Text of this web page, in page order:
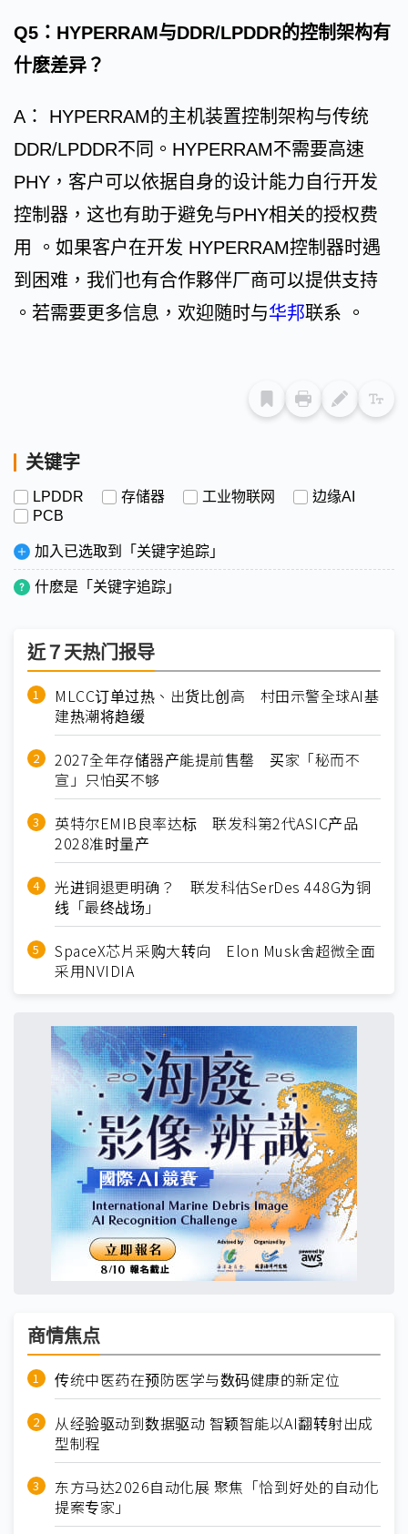
Q5：HYPERRAM与DDR/LPDDR的控制架构有
什麽差异？
A： HYPERRAM的主机装置控制架构与传统
DDR/LPDDR不同。HYPERRAM不需要高速
PHY，客户可以依据自身的设计能力自行开发
控制器，这也有助于避免与PHY相关的授权费
用 。如果客户在开发 HYPERRAM控制器时遇
到困难，我们也有合作夥伴厂商可以提供支持
。若需要更多信息，欢迎随时与华邦联系 。
关键字
LPDDR 存储器 工业物联网
边缘AI
PCB
加入已选取到「关键字追踪」
什麽是「关键字追踪」
近７天热门报导
MLCC订单过热、出货比创高 村田示警全球AI基
建热潮将趋缓
2027全年存储器产能提前售罄 买家「秘而不
宣」只怕买不够
英特尔EMIB良率达标 联发科第2代ASIC产品
2028准时量产
光进铜退更明确？ 联发科估SerDes 448G为铜
线「最终战场」
SpaceX芯片采购大转向 Elon Musk舍超微全面
采用NVIDIA
商情焦点
传统中医药在预防医学与数码健康的新定位
从经验驱动到数据驱动 智颖智能以AI翻转射出成
型制程
东方马达2026自动化展 聚焦「恰到好处的自动化
提案专家」